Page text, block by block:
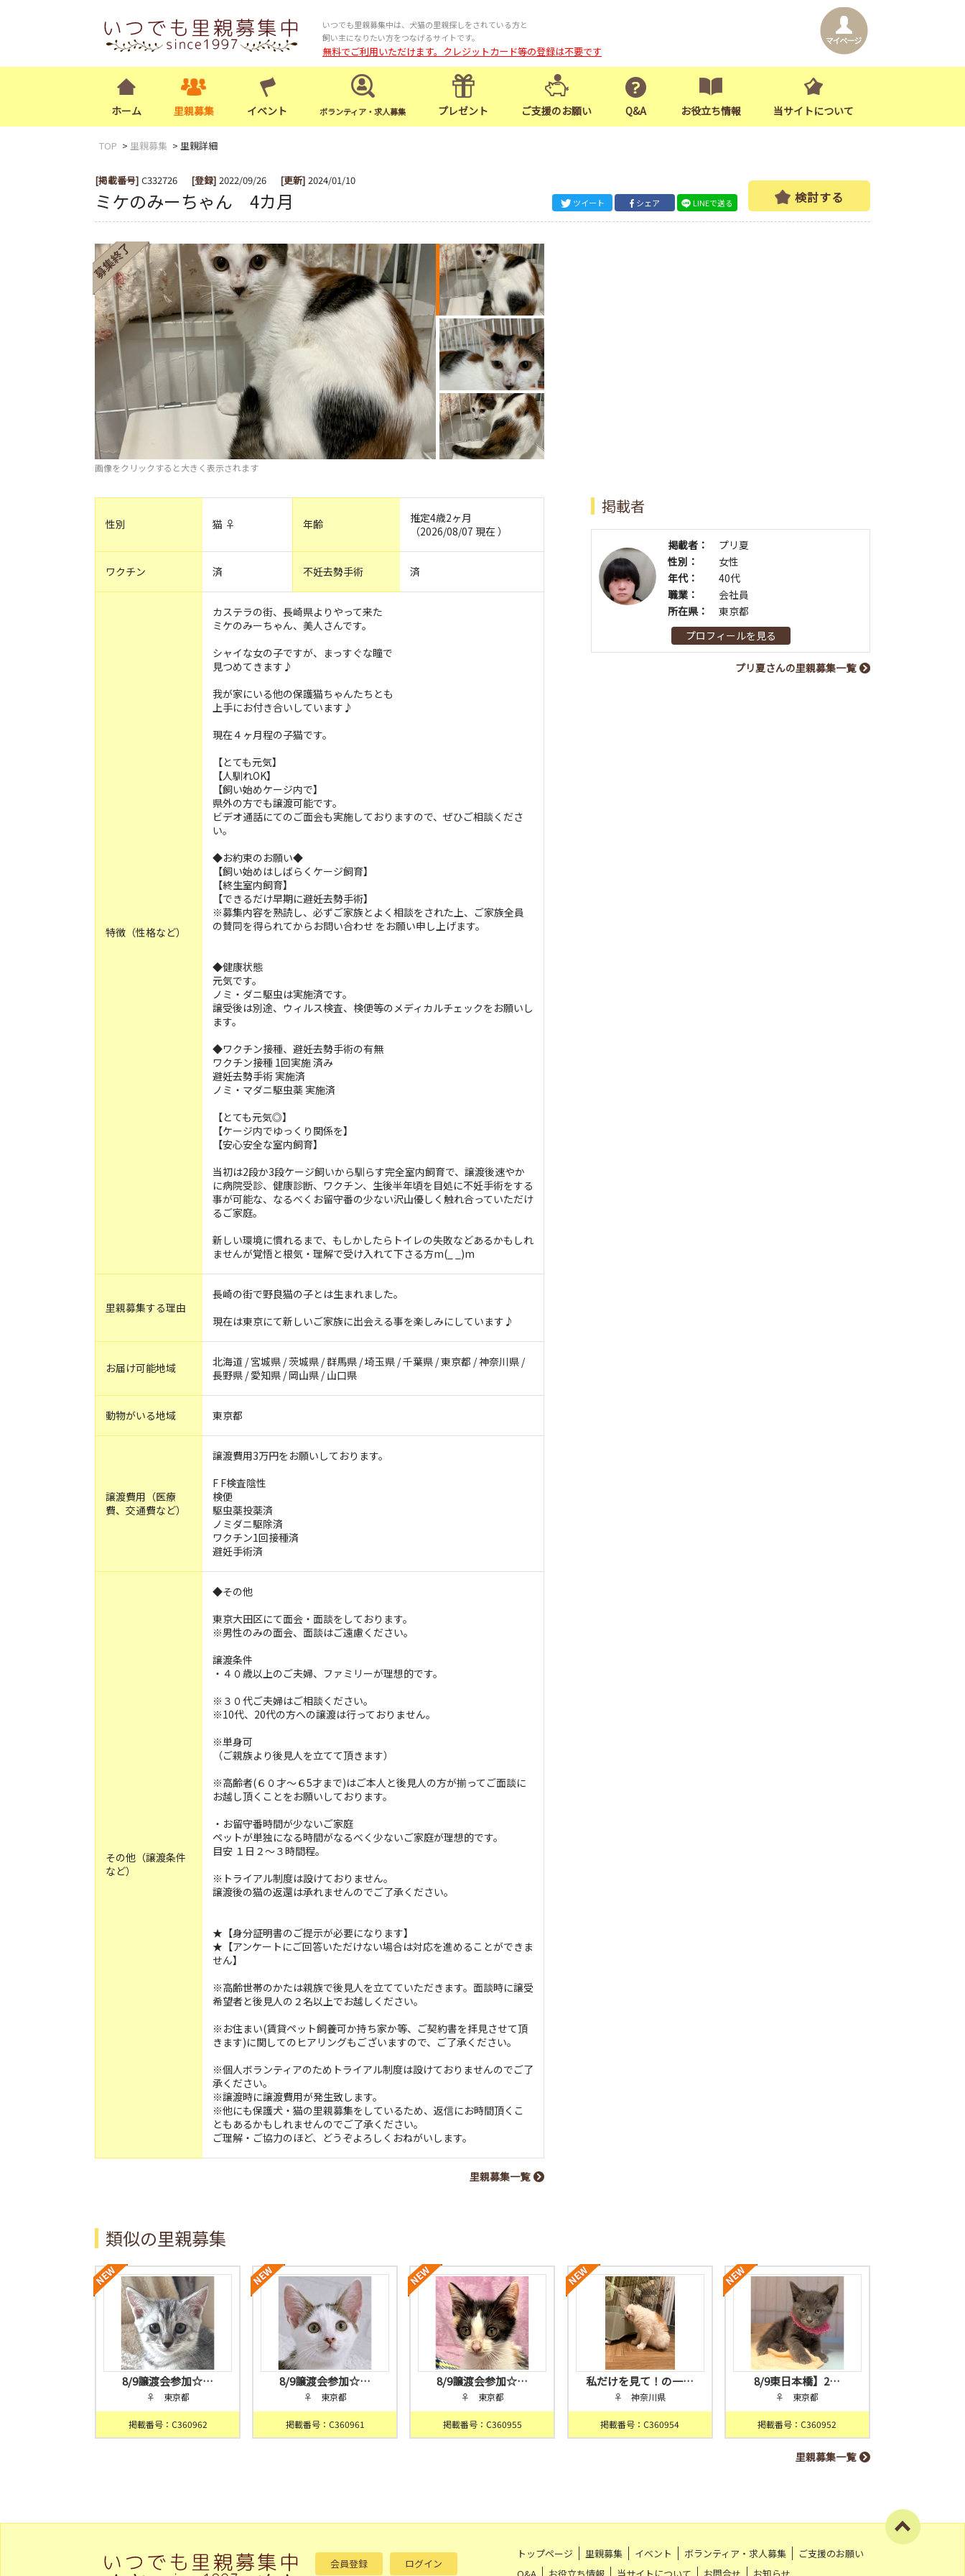
いつでも里親募集中は、犬猫の里親探しをされている方と
飼い主になりたい方をつなげるサイトです。
無料でご利用いただけます。クレジットカード等の登録は不要です
ホーム 里親募集 イベント ボランティア・求人募集 プレゼント ご支援のお願い Q&A お役立ち情報 当サイトについて
TOP 里親募集 里親詳細
[掲載番号] C332726 [登録] 2022/09/26 [更新] 2024/01/10
ミケのみーちゃん 4カ月 ツイート シェア LINEで送る 検討する
画像をクリックすると大きく表示されます
性別 猫 ♀ 年齢
推定4歳2ヶ月
（2026/08/07 現在 ）
ワクチン 済 不妊去勢手術 済
特徴（性格など）
カステラの街、長崎県よりやって来た
ミケのみーちゃん、美人さんです。
シャイな女の子ですが、まっすぐな瞳で
見つめてきます♪
我が家にいる他の保護猫ちゃんたちとも
上手にお付き合いしています♪
現在４ヶ月程の子猫です。
【とても元気】
【人馴れOK】
【飼い始めケージ内で】
県外の方でも譲渡可能です。
ビデオ通話にてのご面会も実施しておりますので、ぜひご相談くださ
い。
◆お約束のお願い◆
【飼い始めはしばらくケージ飼育】
【終生室内飼育】
【できるだけ早期に避妊去勢手術】
※募集内容を熟読し、必ずご家族とよく相談をされた上、ご家族全員
の賛同を得られてからお問い合わせ をお願い申し上げます。
◆健康状態
元気です。
ノミ・ダニ駆虫は実施済です。
譲受後は別途、ウィルス検査、検便等のメディカルチェックをお願いし
ます。
◆ワクチン接種、避妊去勢手術の有無
ワクチン接種 1回実施 済み
避妊去勢手術 実施済
ノミ・マダニ駆虫薬 実施済
【とても元気◎】
【ケージ内でゆっくり関係を】
【安心安全な室内飼育】
️当初は2段か3段ケージ飼いから馴らす完全室内飼育で、譲渡後速やか
に病院受診、健康診断、ワクチン、生後半年頃を目処に不妊手術をする
事が可能な、なるべくお留守番の少ない沢山優しく触れ合っていただけ
るご家庭。
️新しい環境に慣れるまで、もしかしたらトイレの失敗などあるかもしれ
ませんが覚悟と根気・理解で受け入れて下さる方m(_ _)m
里親募集する理由
長崎の街で野良猫の子とは生まれました。
現在は東京にて新しいご家族に出会える事を楽しみにしています♪
お届け可能地域
北海道 / 宮城県 / 茨城県 / 群馬県 / 埼玉県 / 千葉県 / 東京都 / 神奈川県 /
長野県 / 愛知県 / 岡山県 / 山口県
動物がいる地域 東京都
譲渡費用（医療
費、交通費など）
譲渡費用3万円をお願いしております。
F F検査陰性
検便
駆虫薬投薬済
ノミダニ駆除済
ワクチン1回接種済
避妊手術済
その他（譲渡条件
など）
◆その他
東京大田区にて面会・面談をしております。
※男性のみの面会、面談はご遠慮ください。
譲渡条件
・４０歳以上のご夫婦、ファミリーが理想的です。
※３０代ご夫婦はご相談ください。
※10代、20代の方への譲渡は行っておりません。
※単身可
（ご親族より後見人を立てて頂きます）
※高齢者(６０才〜６5才まで)はご本人と後見人の方が揃ってご面談に
お越し頂くことをお願いしております。
・お留守番時間が少ないご家庭
ペットが単独になる時間がなるべく少ないご家庭が理想的です。
目安 １日２～３時間程。
※トライアル制度は設けておりません。
譲渡後の猫の返還は承れませんのでご了承ください。
★【身分証明書のご提示が必要になります】
★【アンケートにご回答いただけない場合は対応を進めることができま
せん】
※高齢世帯のかたは親族で後見人を立てていただきます。面談時に譲受
希望者と後見人の２名以上でお越しください。
※お住まい(賃貸ペット飼養可か持ち家か等、ご契約書を拝見させて頂
きます)に関してのヒアリングもございますので、ご了承ください。
※個人ボランティアのためトライアル制度は設けておりませんのでご了
承ください。
※譲渡時に譲渡費用が発生致します。
※他にも保護犬・猫の里親募集をしているため、返信にお時間頂くこ
ともあるかもしれませんのでご了承ください。
ご理解・ご協力のほど、どうぞよろしくおねがいします。
里親募集一覧
掲載者
掲載者：
プリ夏
性別：
女性
年代：
40代
職業：
会社員
所在県：
東京都
プロフィールを見る
プリ夏さんの里親募集一覧
類似の里親募集
8/9譲渡会参加☆…
♀ 東京都
掲載番号：C360962
8/9譲渡会参加☆…
♀ 東京都
掲載番号：C360961
8/9譲渡会参加☆…
♀ 東京都
掲載番号：C360955
私だけを見て！の一…
♀ 神奈川県
掲載番号：C360954
8/9東日本橋】2…
♀ 東京都
掲載番号：C360952
里親募集一覧
会員登録 ログイン
トップページ 里親募集 イベント ボランティア・求人募集
ご支援のお願い